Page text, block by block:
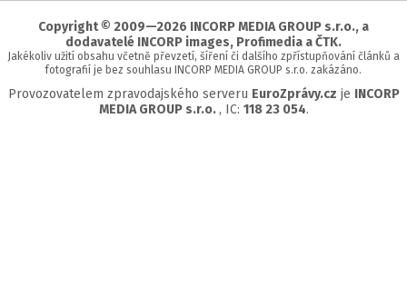
stránky
Copyright © 2009—2026 INCORP MEDIA GROUP s.r.o., a
dodavatelé INCORP images, Profimedia a ČTK.
Jakékoliv užití obsahu včetně převzetí, šíření či dalšího zpřístupňování článků a
fotografií je bez souhlasu INCORP MEDIA GROUP s.r.o. zakázáno.
Provozovatelem zpravodajského serveru EuroZprávy.cz je INCORP
MEDIA GROUP s.r.o., IC: 118 23 054.